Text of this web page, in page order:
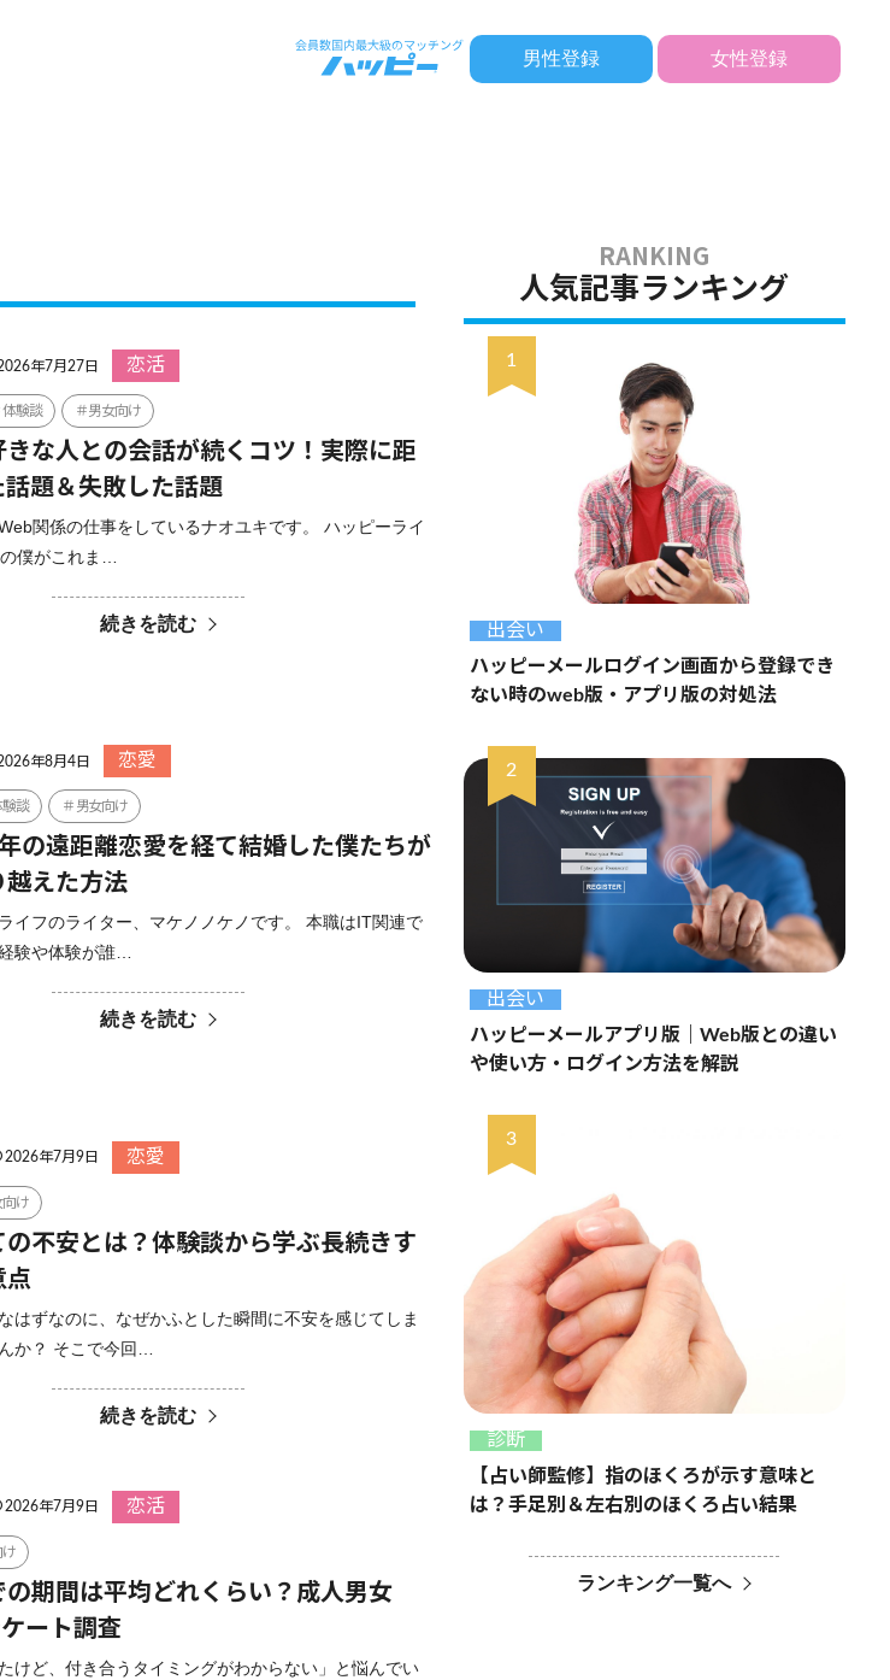
男性登録 女性登録
年7月27日 恋活
体験談 男女向け
きな人との会話が続くコツ！実際に距
話題＆失敗した話題
関係の仕事をしているナオユキです。 ハッピーライ
僕がこれま…
続きを読む
年8月4日 恋愛
験談 男女向け
の遠距離恋愛を経て結婚した僕たちが
越えた方法
イフのライター、マケノノケノです。 本職はIT関連で
験や体験が誰…
続きを読む
2026年7月9日 恋愛
向け
の不安とは？体験談から学ぶ長続きす
点
はずなのに、なぜかふとした瞬間に不安を感じてしま
か？ そこで今回…
続きを読む
2026年7月9日 恋活
け
の期間は平均どれくらい？成人男女
ート調査
けど、付き合うタイミングがわからない」と悩んでい
人気記事ランキング
出会い
ハッピーメールログイン画面から登録でき
ない時のweb版・アプリ版の対処法
出会い
ハッピーメールアプリ版｜Web版との違い
や使い方・ログイン方法を解説
診断
【占い師監修】指のほくろが示す意味と
は？手足別＆左右別のほくろ占い結果
ランキング一覧へ